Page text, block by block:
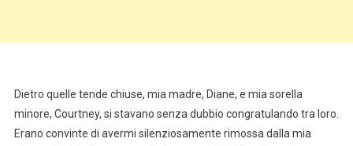
Dietro quelle tende chiuse, mia madre, Diane, e mia sorella
minore, Courtney, si stavano senza dubbio congratulando tra loro.
Erano convinte di avermi silenziosamente rimossa dalla mia